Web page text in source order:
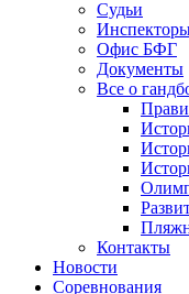
Судьи
Офис БФГ
Документы
Все о
Контакты
Новости
Соревнования